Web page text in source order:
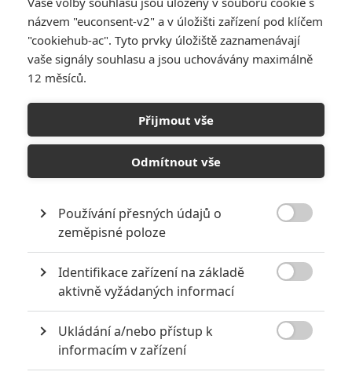
RECENZE FILMŮ
10
narůžovo
5
Recenze: Záhada strašidelného
zámku úroveň štědrovečerních
pohádek nepozvedla
8 Recenze: Občanská válka
6
Recenze: Godzilla x Kong: Nové
impérium
8 Recenze: Opičí muž
názvem "euconsent-v2" a v úložišti zařízení pod klíčem
"cookiehub-ac". Tyto prvky úložiště zaznamenávají
vaše signály souhlasu a jsou uchovávány maximálně
12 měsíců.
Přijmout vše
Odmítnout vše
Používání přesných údajů o
zeměpisné poloze
Identifikace zařízení na základě
aktivně vyžádaných informací
Ukládání a/nebo přístup k
informacím v zařízení